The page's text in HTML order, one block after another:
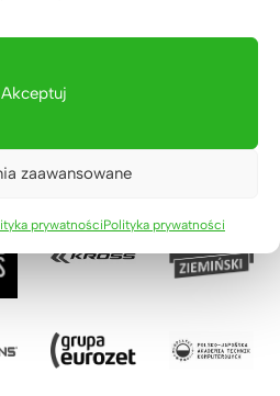
Akceptuj
zaawansowane
prywatnościPolityka prywatności